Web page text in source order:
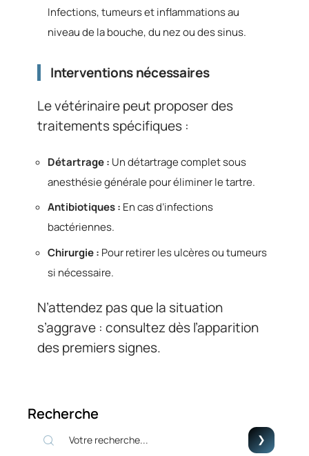
Infections, tumeurs et inflammations au
niveau de la bouche, du nez ou des sinus.
Interventions nécessaires
Le vétérinaire peut proposer des
traitements spécifiques :
Détartrage : Un détartrage complet sous
anesthésie générale pour éliminer le tartre.
Antibiotiques : En cas d’infections
bactériennes.
Chirurgie : Pour retirer les ulcères ou tumeurs
si nécessaire.
N’attendez pas que la situation
s’aggrave : consultez dès l’apparition
des premiers signes.
Recherche